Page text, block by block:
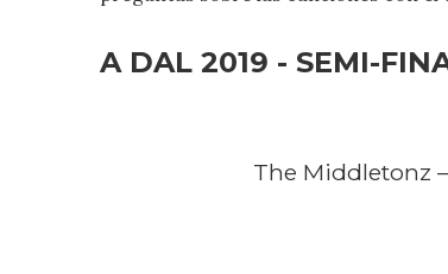
A DAL 2019 - SEMI-
The Middletonz